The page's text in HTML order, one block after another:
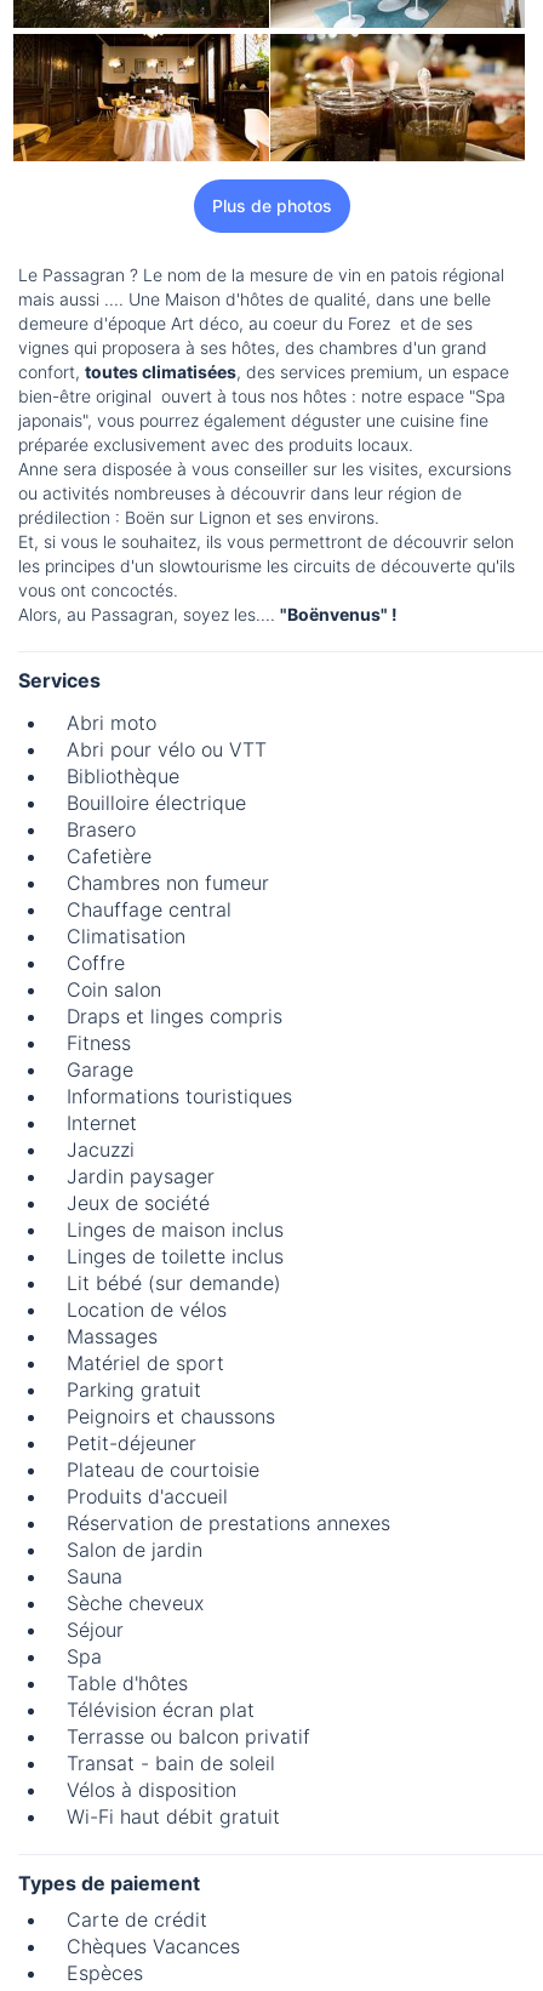
Plus de photos
Le Passagran ? Le nom de la mesure de vin en patois régional
mais aussi .... Une Maison d'hôtes de qualité, dans une belle
demeure d'époque Art déco, au coeur du Forez et de ses
vignes qui proposera à ses hôtes, des chambres d'un grand
confort, toutes climatisées, des services premium, un espace
bien-être original ouvert à tous nos hôtes : notre espace "Spa
japonais", vous pourrez également déguster une cuisine fine
préparée exclusivement avec des produits locaux.
Anne sera disposée à vous conseiller sur les visites, excursions
ou activités nombreuses à découvrir dans leur région de
prédilection : Boën sur Lignon et ses environs.
Et, si vous le souhaitez, ils vous permettront de découvrir selon
les principes d'un slowtourisme les circuits de découverte qu'ils
vous ont concoctés.
Alors, au Passagran, soyez les.... "Boënvenus" !
Services
Abri moto
Abri pour vélo ou VTT
Bibliothèque
Bouilloire électrique
Brasero
Cafetière
Chambres non fumeur
Chauffage central
Climatisation
Coffre
Coin salon
Draps et linges compris
Fitness
Garage
Informations touristiques
Internet
Jacuzzi
Jardin paysager
Jeux de société
Linges de maison inclus
Linges de toilette inclus
Lit bébé (sur demande)
Location de vélos
Massages
Matériel de sport
Parking gratuit
Peignoirs et chaussons
Petit-déjeuner
Plateau de courtoisie
Produits d'accueil
Réservation de prestations annexes
Salon de jardin
Sauna
Sèche cheveux
Séjour
Spa
Table d'hôtes
Télévision écran plat
Terrasse ou balcon privatif
Transat - bain de soleil
Vélos à disposition
Wi-Fi haut débit gratuit
Types de paiement
Carte de crédit
Chèques Vacances
Espèces